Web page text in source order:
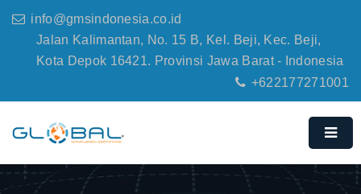
info@gmsindonesia.co.id
Jalan Kalimantan, No. 15 B, Kel. Beji, Kec. Beji,
Kota Depok 16421. Provinsi Jawa Barat - Indonesia
+622177271001